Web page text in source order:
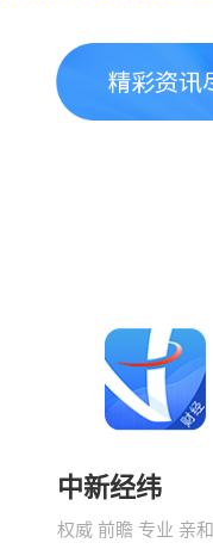
中新经纬
权威 前瞻 专业 亲和